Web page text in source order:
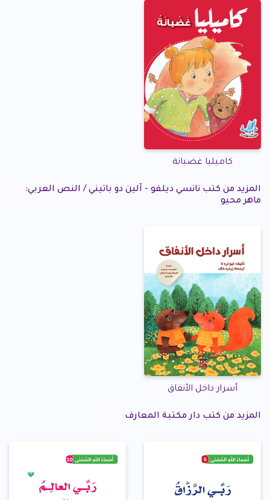
كاميليا غضبانة
المزيد من كتب نانسي ديلفو - آلين دو باتيني / النص العربي:
ماهر محيو
أسرار داخل الأنفاق
المزيد من كتب دار مكتبة المعارف